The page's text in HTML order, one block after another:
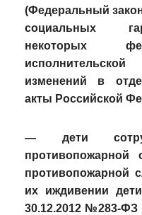
(Федеральный
социальных
некоторых
изменений в
акты Российской
— дети
противопожарной
противопожарной
их иждивении
30.12.2012 №283-ФЗ